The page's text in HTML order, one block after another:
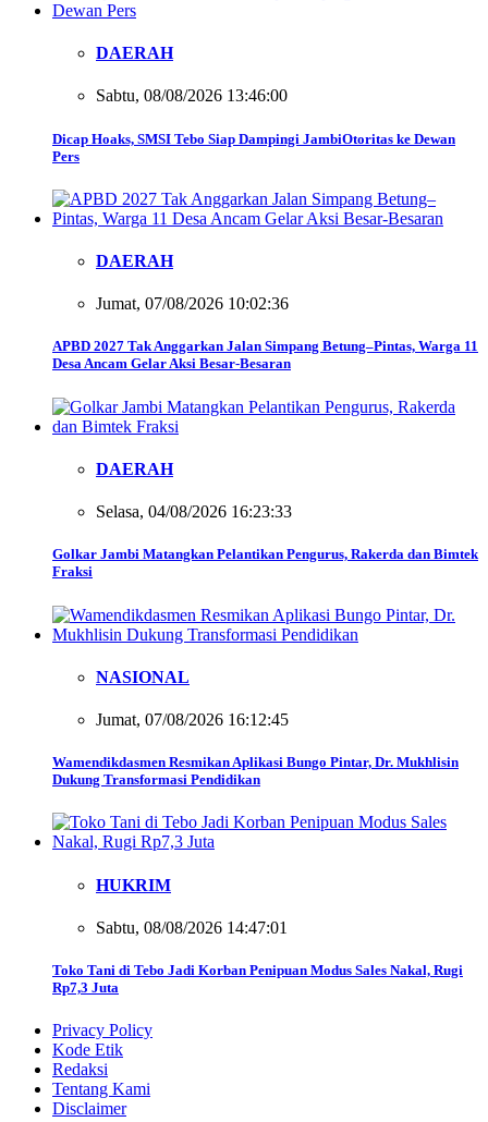
DAERAH
Sabtu, 08/08/2026 13:46:00
Dicap Hoaks, SMSI Tebo Siap Dampingi JambiOtoritas ke Dewan
Pers
DAERAH
Jumat, 07/08/2026 10:02:36
APBD 2027 Tak Anggarkan Jalan Simpang Betung–Pintas, Warga 11
Desa Ancam Gelar Aksi Besar-Besaran
DAERAH
Selasa, 04/08/2026 16:23:33
Golkar Jambi Matangkan Pelantikan Pengurus, Rakerda dan Bimtek
Fraksi
NASIONAL
Jumat, 07/08/2026 16:12:45
Wamendikdasmen Resmikan Aplikasi Bungo Pintar, Dr. Mukhlisin
Dukung Transformasi Pendidikan
HUKRIM
Sabtu, 08/08/2026 14:47:01
Toko Tani di Tebo Jadi Korban Penipuan Modus Sales Nakal, Rugi
Rp7,3 Juta
Privacy Policy
Kode Etik
Redaksi
Tentang Kami
Disclaimer